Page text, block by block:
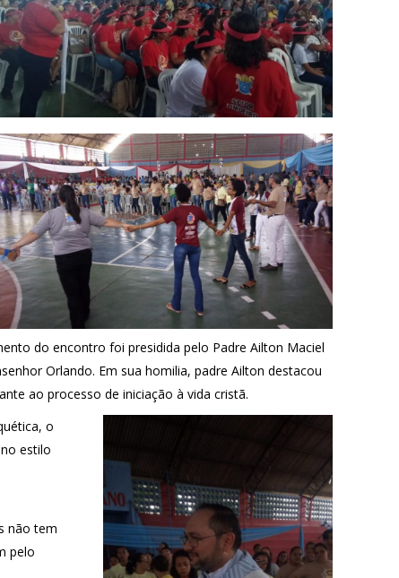
do encontro foi presidida pelo Padre Ailton Maciel
Orlando. Em sua homilia, padre Ailton destacou
ao processo de iniciação à vida cristã.
o
estilo
não tem
pelo